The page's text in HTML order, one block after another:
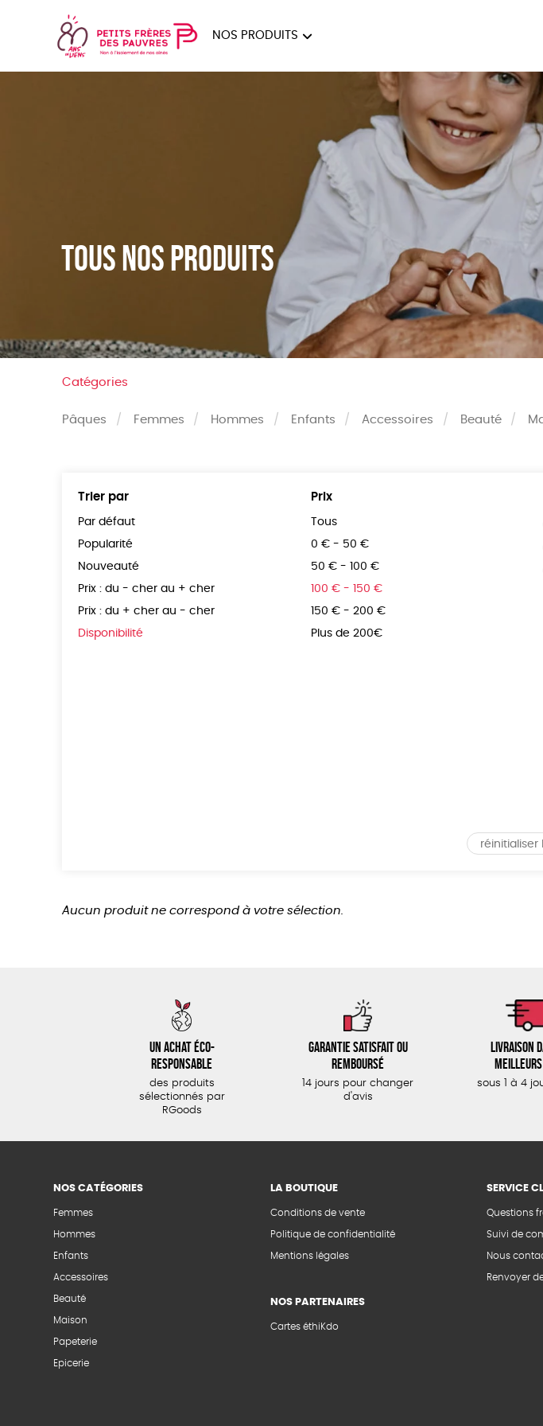
NOS PRODUITS
HOMMES
Tous nos produits
Catégories
Pâques Femmes Hommes Enfants Accessoires Beauté
Trier par
Par défaut
Popularité
Nouveauté
Prix : du - cher au + cher
Prix : du + cher au - cher
Disponibilité
Prix
Tous
0 € - 50 €
50 € - 100 €
100 € - 150 €
150 € - 200 €
Plus de 200€
réinitialiser
Aucun produit ne correspond à votre sélection.
Un achat éco-
responsable
des produits
sélectionnés par
RGoods
Garantie satisfait ou
remboursé
14 jours pour changer
d'avis
Livraison
sous 1 à 4
NOS CATÉGORIES
Femmes
Hommes
Enfants
Accessoires
Beauté
Maison
Papeterie
Epicerie
LA BOUTIQUE
Conditions de vente
Politique de confidentialité
Mentions légales
NOS PARTENAIRES
Cartes éthiKdo
SERVICE
Questions
Suivi de
Nous
Renvoyer